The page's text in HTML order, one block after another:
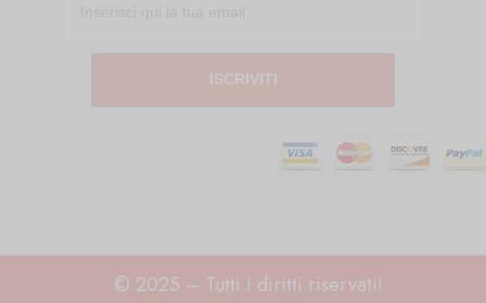
ISCRIVITI
© 2025 – Tutti i diritti riservati!